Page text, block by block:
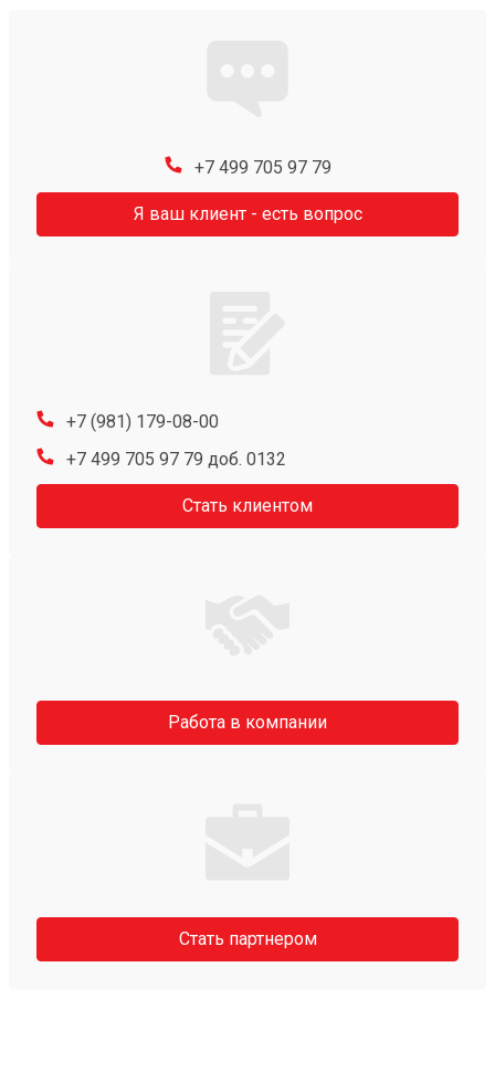
+7 499 705 97 79
Я ваш клиент - есть вопрос
+7 (981) 179-08-00
+7 499 705 97 79 доб. 0132
Стать клиентом
Работа в компании
Стать партнером